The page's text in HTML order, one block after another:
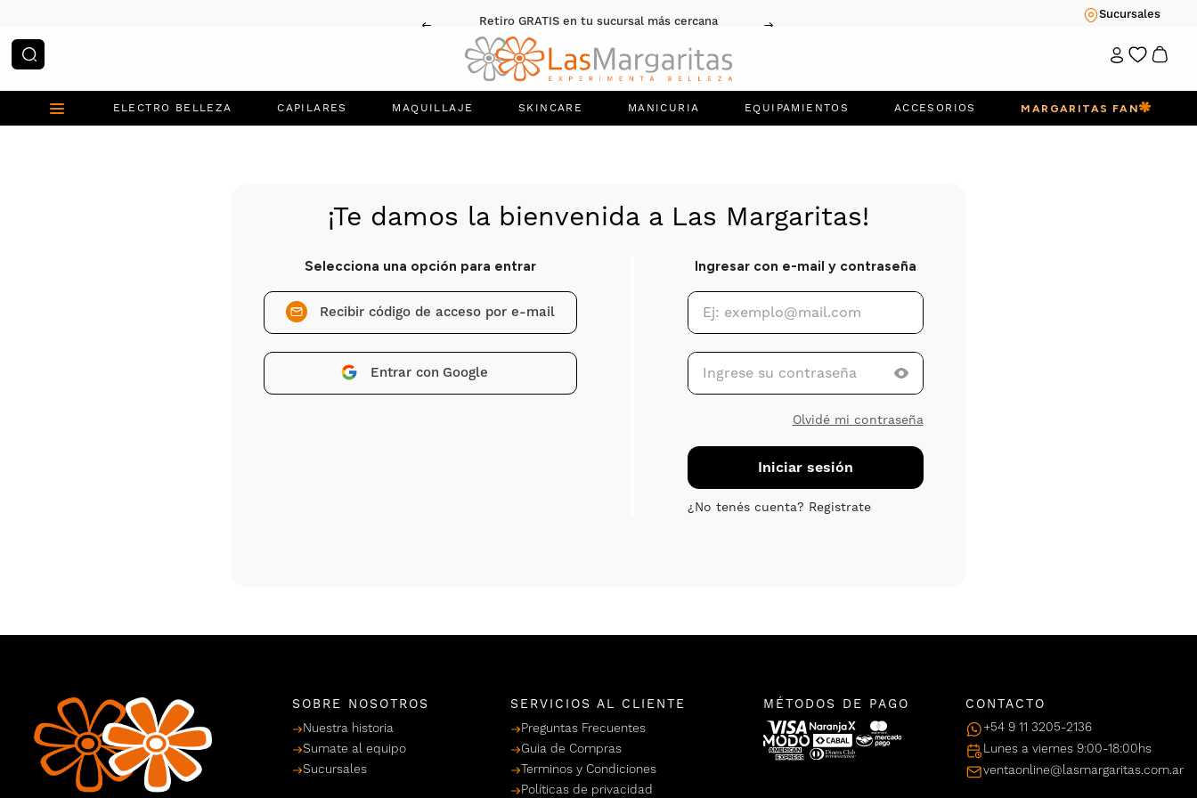
Retiro GRATIS en tu sucursal más cercana Sucursales
¿Qué estás buscando?
ELECTRO BELLEZA CAPILARES MAQUILLAJE SKINCARE MANICURIA EQUIPAMIENTOS ACCESORIOS MARGARITAS FAN
Recibir código de acceso por e-mail
Entrar con Google
Olvidé mi contraseña
SOBRE NOSOTROS
Nuestra historia
Sumate al equipo
Sucursales
SERVICIOS AL CLIENTE
Preguntas Frecuentes
Guia de Compras
Terminos y Condiciones
Políticas de privacidad
MÉTODOS DE PAGO
CONTACTO
+54 9 11 3205-2136
Lunes a viernes 9:00-18:00hs
ventaonline@lasmargaritas.com.ar